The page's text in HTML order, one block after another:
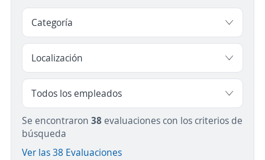
Se encontraron 38 evaluaciones con los criterios de
búsqueda
Ver las 38 Evaluaciones